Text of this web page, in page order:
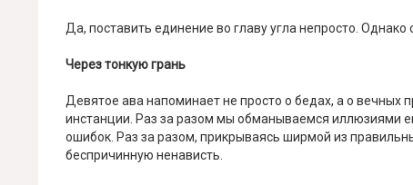
Да, поставить единение во главу угла непросто.
Через тонкую грань
Девятое ава напоминает не просто о бедах, а о вечных
инстанции. Раз за разом мы обманываемся иллюзиями
ошибок. Раз за разом, прикрываясь ширмой из
беспричинную ненависть.